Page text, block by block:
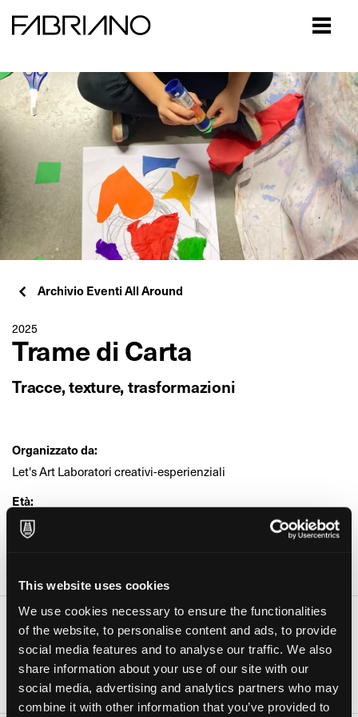
This website uses cookies
We use cookies necessary to ensure the functionalities
of the website, to personalise content and ads, to provide
social media features and to analyse our traffic. We also
share information about your use of our site with our
social media, advertising and analytics partners who may
combine it with other information that you’ve provided to
Archivio Eventi All Around
2025
Trame di Carta
Tracce, texture, trasformazioni
Organizzato da:
Let's Art Laboratori creativi-esperienziali
Età:
Bambini
Date e orari
Giorno Orario
11 Ott 2025 10:30-12:00